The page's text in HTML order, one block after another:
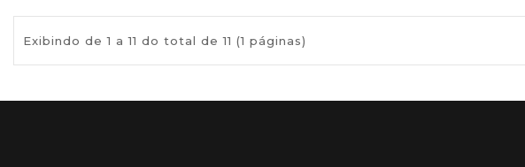
Exibindo de 1 a 11 do total de 11 (1 páginas)